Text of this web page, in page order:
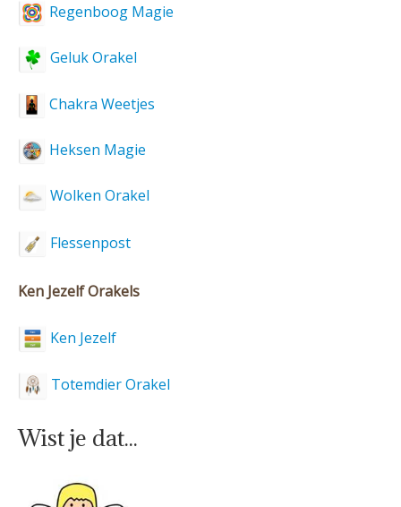
Regenboog Magie
Geluk Orakel
Chakra Weetjes
Heksen Magie
Wolken Orakel
Flessenpost
Ken Jezelf Orakels
Ken Jezelf
Totemdier Orakel
Wist je dat...